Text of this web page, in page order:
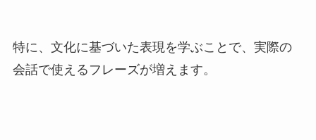
特に、文化に基づいた表現を学ぶことで、実際の
会話で使えるフレーズが増えます。